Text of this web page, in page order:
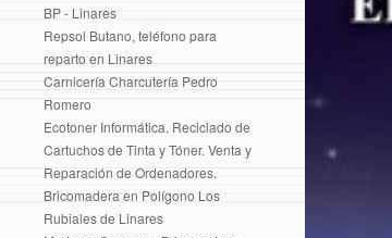
BP - Linares
Repsol Butano, teléfono para
reparto en Linares
Carnicería Charcutería Pedro
Romero
Ecotoner Informática. Reciclado de
Cartuchos de Tinta y Tóner. Venta y
Reparación de Ordenadores.
Bricomadera en Polígono Los
Rubiales de Linares